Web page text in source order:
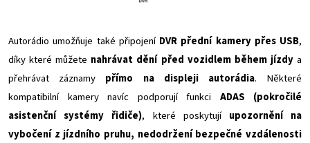
Autorádio umožňuje také připojení DVR přední kamery přes USB,
díky které můžete nahrávat dění před vozidlem během jízdya
přehrávat záznamy přímo na displeji autorádia. Některé
kompatibilní kamery navíc podporují funkci ADAS (pokročilé
asistenční systémy řidiče), které poskytují upozornění na
vybočení z jízdního pruhu, nedodržení bezpečné vzdálenosti